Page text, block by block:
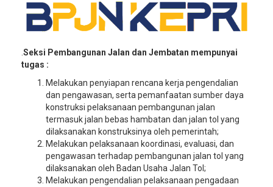
Seksi Pembangunan Jalan dan Jembatan mempunyai
tugas :
Melakukan penyiapan rencana kerja pengendalian
dan pengawasan, serta pemanfaatan sumber daya
konstruksi pelaksanaan pembangunan jalan
termasuk jalan bebas hambatan dan jalan tol yang
dilaksanakan konstruksinya oleh pemerintah;
Melakukan pelaksanaan koordinasi, evaluasi, dan
pengawasan terhadap pembangunan jalan tol yang
dilaksanakan oleh Badan Usaha Jalan Tol;
Melakukan pengendalian pelaksanaan pengadaan